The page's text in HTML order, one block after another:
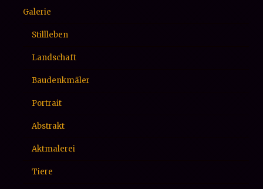
Galerie
Stillleben
Landschaft
Baudenkmäler
Portrait
Abstrakt
Aktmalerei
Tiere